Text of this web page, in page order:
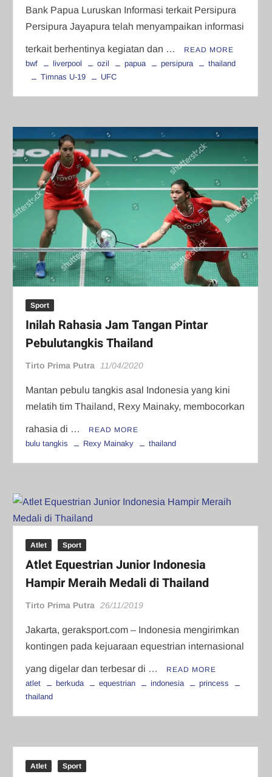
Bank Papua Luruskan Informasi terkait Persipura
Persipura Jayapura telah menyampaikan informasi
terkait berhentinya kegiatan dan … READ MORE
bwf liverpool ozil papua persipura
thailand
Timnas U-19
UFC
Sport
Inilah Rahasia Jam Tangan Pintar
Pebulutangkis Thailand
Tirto Prima Putra 11/04/2020
Mantan pebulu tangkis asal Indonesia yang kini
melatih tim Thailand, Rexy Mainaky, membocorkan
rahasia di … READ MORE
bulu tangkis Rexy Mainaky thailand
Atlet Sport
Atlet Equestrian Junior Indonesia
Hampir Meraih Medali di Thailand
Tirto Prima Putra 26/11/2019
Jakarta, geraksport.com – Indonesia mengirimkan
kontingen pada kejuaraan equestrian internasional
yang digelar dan terbesar di … READ MORE
atlet berkuda equestrian indonesia
princess
thailand
Atlet Sport